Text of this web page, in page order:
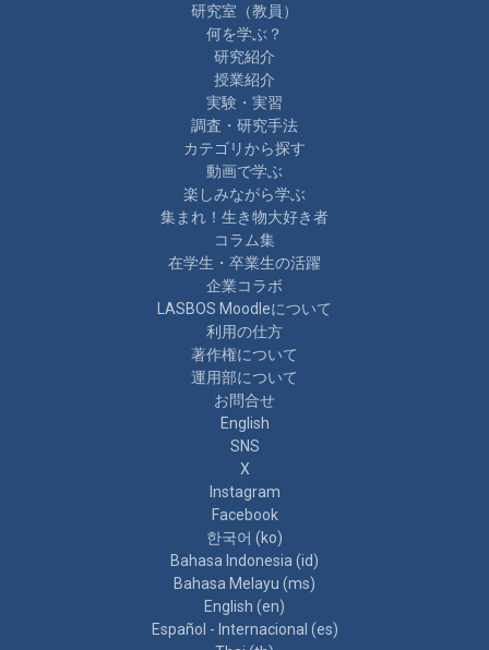
研究室（教員）
何を学ぶ？
研究紹介
授業紹介
実験・実習
調査・研究手法
カテゴリから探す
動画で学ぶ
楽しみながら学ぶ
集まれ！生き物大好き者
コラム集
在学生・卒業生の活躍
企業コラボ
LASBOS Moodleについて
利用の仕方
著作権について
運用部について
お問合せ
English
SNS
X
Instagram
Facebook
한국어 ‎(ko)‎
Bahasa Indonesia ‎(id)‎
Bahasa Melayu ‎(ms)‎
English ‎(en)‎
Español - Internacional ‎(es)‎